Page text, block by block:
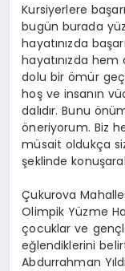
Kursiyerlere
bugün burada
hayatınızda
hayatınızda
dolu bir ömür
hoş ve insanın
dalıdır. Bunu
öneriyorum. Biz
müsait oldukça
şeklinde
Çukurova
Olimpik Yüzme
çocuklar ve
eğlendiklerini
Abdurrahman